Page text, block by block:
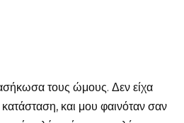
τους ώμους. Δεν είχα
και μου φαινόταν σαν